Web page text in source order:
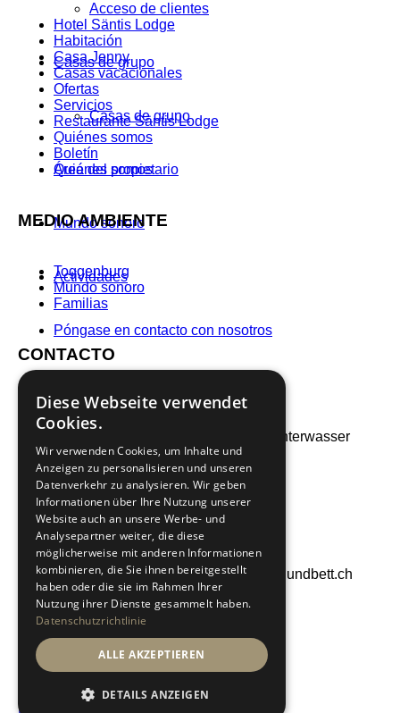
Acceso de clientes
Casas de grupo
Casas de grupo
Quiénes somos
Mundo sonoro
Actividades
Póngase en contacto con nosotros
EN
IT
Menú
Hotel Säntis Lodge
Habitación
Casa Jenny
Casas vacacionales
Ofertas
Servicios
Restaurante Säntis Lodge
Quiénes somos
Boletín
Área del propietario
MEDIO AMBIENTE
Toggenburg
Mundo sonoro
Familias
CONTACTO
Berg & Bett
AG Hauptstrasse 16 CH-9657 Unterwasser
+41 71 999 27 27
info@bergundbett.ch
sitio web deopensmjle. © Copyright - bergundbett.ch
Facebook
Instagram
Pie de imprenta
Diese Webseite verwendet
Cookies.
Wir verwenden Cookies, um Inhalte und
Anzeigen zu personalisieren und unseren
Datenverkehr zu analysieren. Wir geben
Informationen über Ihre Nutzung unserer
Website auch an unsere Werbe- und
Analysepartner weiter, die diese
möglicherweise mit anderen Informationen
kombinieren, die Sie ihnen bereitgestellt
haben oder die sie im Rahmen Ihrer
Nutzung ihrer Dienste gesammelt haben.
Datenschutzrichtlinie
ALLE AKZEPTIEREN
DETAILS ANZEIGEN